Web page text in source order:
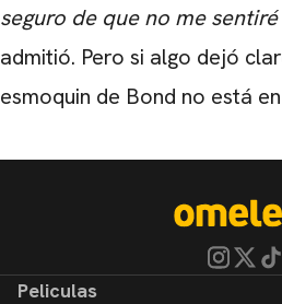
seguro de que no me
admitió. Pero si algo dejó
esmoquin de Bond no está
Peliculas